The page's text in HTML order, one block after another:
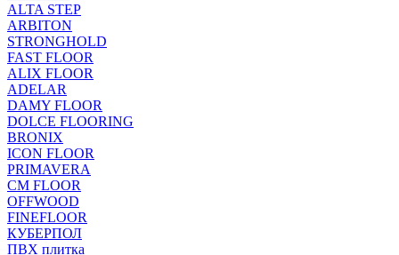
ALTA STEP
ARBITON
STRONGHOLD
FAST FLOOR
ALIX FLOOR
ADELAR
DAMY FLOOR
DOLCE FLOORING
BRONIX
ICON FLOOR
PRIMAVERA
CM FLOOR
OFFWOOD
FINEFLOOR
КУБЕРПОЛ
ПВХ плитка